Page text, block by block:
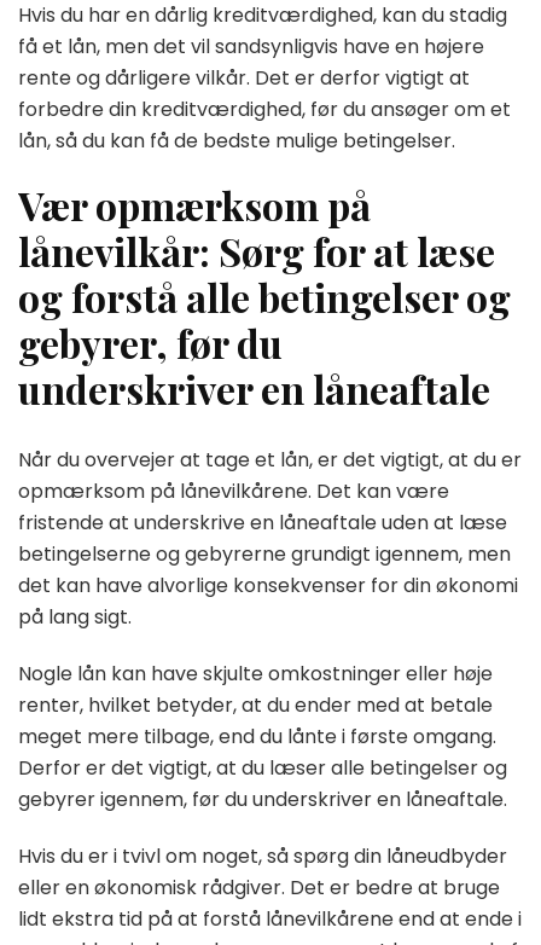
Hvis du har en dårlig kreditværdighed, kan du stadig
få et lån, men det vil sandsynligvis have en højere
rente og dårligere vilkår. Det er derfor vigtigt at
forbedre din kreditværdighed, før du ansøger om et
lån, så du kan få de bedste mulige betingelser.
Vær opmærksom på
lånevilkår: Sørg for at læse
og forstå alle betingelser og
gebyrer, før du
underskriver en låneaftale
Når du overvejer at tage et lån, er det vigtigt, at du er
opmærksom på lånevilkårene. Det kan være
fristende at underskrive en låneaftale uden at læse
betingelserne og gebyrerne grundigt igennem, men
det kan have alvorlige konsekvenser for din økonomi
på lang sigt.
Nogle lån kan have skjulte omkostninger eller høje
renter, hvilket betyder, at du ender med at betale
meget mere tilbage, end du lånte i første omgang.
Derfor er det vigtigt, at du læser alle betingelser og
gebyrer igennem, før du underskriver en låneaftale.
Hvis du er i tvivl om noget, så spørg din låneudbyder
eller en økonomisk rådgiver. Det er bedre at bruge
lidt ekstra tid på at forstå lånevilkårene end at ende i